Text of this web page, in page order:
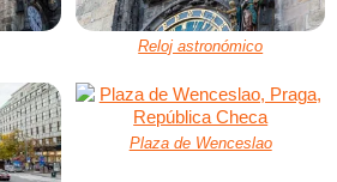
Reloj astronómico
Plaza de Wenceslao